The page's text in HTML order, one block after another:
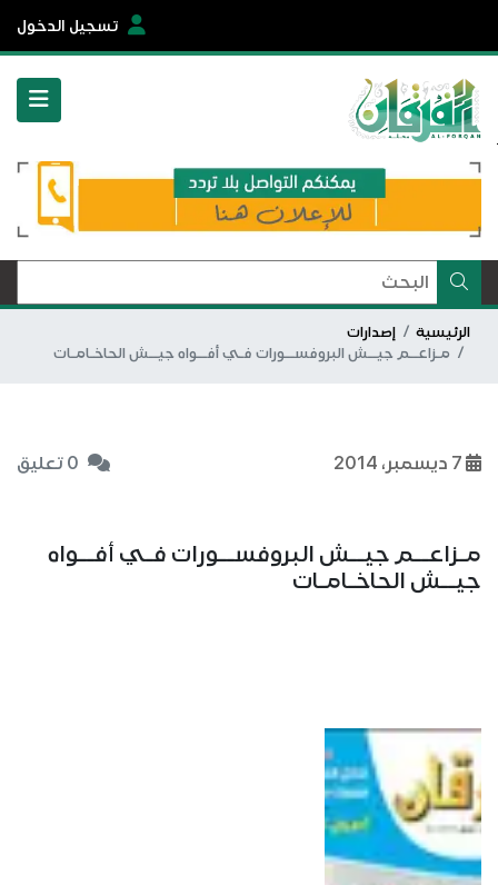
تسجيل الدخول
الرئيسية
إصدارات
مـزاعــم جيــش البروفســورات فـي أفــواه جيــش الحاخـامـات
0 تعليق
مـزاعــم جيــش البروفســورات فـي أفــواه
جيــش الحاخـامـات